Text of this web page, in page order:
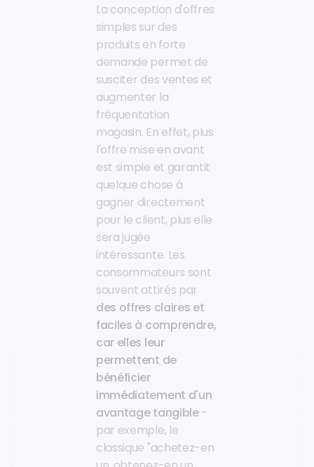
La conception d'offres
simples sur des
produits en forte
demande permet de
susciter des ventes et
augmenter la
fréquentation
magasin. En effet, plus
l'offre mise en avant
est simple et garantit
quelque chose à
gagner directement
pour le client, plus elle
sera jugée
intéressante. Les
consommateurs sont
souvent attirés par
des offres claires et
faciles à comprendre,
car elles leur
permettent de
bénéficier
immédiatement d'un
avantage tangible-
par exemple, le
classique "achetez-en